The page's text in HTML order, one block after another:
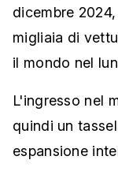
dicembre
migliaia di
il mondo nel
L'ingresso nel
quindi un
espansione